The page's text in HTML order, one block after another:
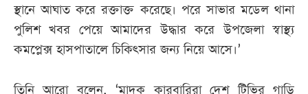
স্থানে আঘাত করে রক্তাক্ত করেছে। পরে সাভার মডেল থানা
পুলিশ খবর পেয়ে আমাদের উদ্ধার করে উপজেলা স্বাস্থ্য
কমপ্লেক্স হাসপাতালে চিকিৎসার জন্য নিয়ে আসে।’
তিনি আরো বলেন, ‘মাদক কারবারিরা দেশ টিভির গাড়ি